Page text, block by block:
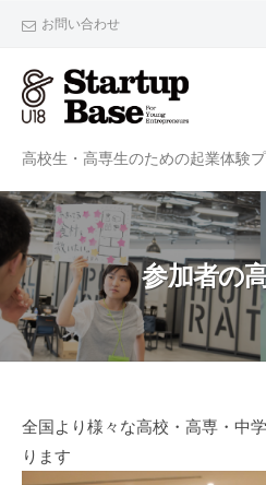
ス
ッ
お問い合わせ
高校生・高専生のための起業体験
参加者の
参
加
全国より様々な高校・高専・中
ります